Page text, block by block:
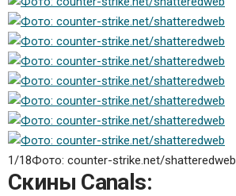
1/18Фото: counter-strike.net/shatteredweb
Скины Canals: